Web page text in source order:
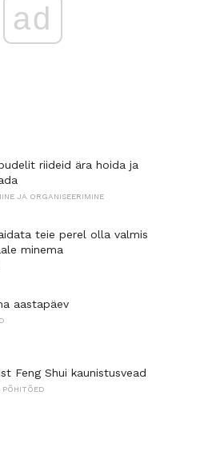
ad
riideid ära hoida ja
JA ORGANISEERIMINE
teie perel olla valmis
minema
aastapäev
Feng Shui kaunistusvead
PÕHITÕED